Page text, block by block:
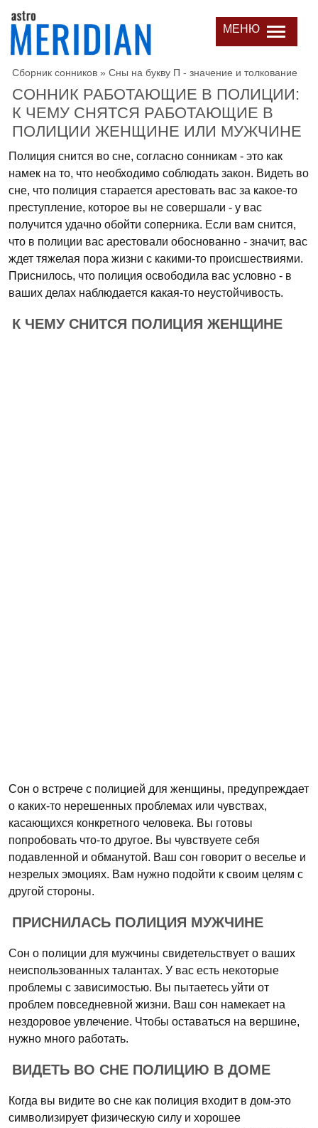
МЕНЮ
Сборник сонников » Сны на букву П - значение и толкование
СОННИК РАБОТАЮЩИЕ В ПОЛИЦИИ:
К ЧЕМУ СНЯТСЯ РАБОТАЮЩИЕ В
ПОЛИЦИИ ЖЕНЩИНЕ ИЛИ МУЖЧИНЕ
Полиция снится во сне, согласно сонникам - это как
намек на то, что необходимо соблюдать закон. Видеть во
сне, что полиция старается арестовать вас за какое-то
преступление, которое вы не совершали - у вас
получится удачно обойти соперника. Если вам снится,
что в полиции вас арестовали обоснованно - значит, вас
ждет тяжелая пора жизни с какими-то происшествиями.
Приснилось, что полиция освободила вас условно - в
ваших делах наблюдается какая-то неустойчивость.
К ЧЕМУ СНИТСЯ ПОЛИЦИЯ ЖЕНЩИНЕ
Сон о встрече с полицией для женщины, предупреждает
о каких-то нерешенных проблемах или чувствах,
касающихся конкретного человека. Вы готовы
попробовать что-то другое. Вы чувствуете себя
подавленной и обманутой. Ваш сон говорит о веселье и
незрелых эмоциях. Вам нужно подойти к своим целям с
другой стороны.
ПРИСНИЛАСЬ ПОЛИЦИЯ МУЖЧИНЕ
Сон о полиции для мужчины свидетельствует о ваших
неиспользованных талантах. У вас есть некоторые
проблемы с зависимостью. Вы пытаетесь уйти от
проблем повседневной жизни. Ваш сон намекает на
нездоровое увлечение. Чтобы оставаться на вершине,
нужно много работать.
ВИДЕТЬ ВО СНЕ ПОЛИЦИЮ В ДОМЕ
Когда вы видите во сне как полиция входит в дом-это
символизирует физическую силу и хорошее